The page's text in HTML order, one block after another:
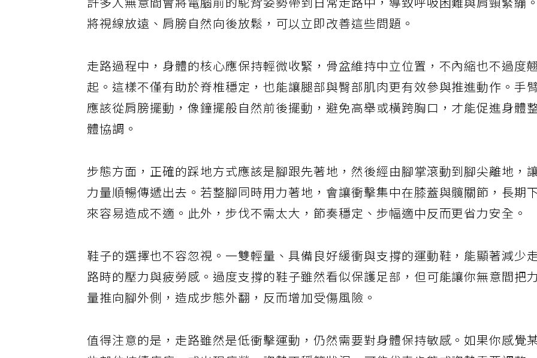
許多人無意間會將電腦前的駝背姿勢帶到日常走路中，導致呼吸困難與肩頸緊繃。
將視線放遠、肩膀自然向後放鬆，可以立即改善這些問題。
走路過程中，身體的核心應保持輕微收緊，骨盆維持中立位置，不內縮也不過度
起。這樣不僅有助於脊椎穩定，也能讓腿部與臀部肌肉更有效參與推進動作。手臂
應該從肩膀擺動，像鐘擺般自然前後擺動，避免高舉或橫跨胸口，才能促進身體
體協調。
步態方面，正確的踩地方式應該是腳跟先著地，然後經由腳掌滾動到腳尖離地，
力量順暢傳遞出去。若整腳同時用力著地，會讓衝擊集中在膝蓋與髖關節，長期下
來容易造成不適。此外，步伐不需太大，節奏穩定、步幅適中反而更省力安全。
鞋子的選擇也不容忽視。一雙輕量、具備良好緩衝與支撐的運動鞋，能顯著減少
路時的壓力與疲勞感。過度支撐的鞋子雖然看似保護足部，但可能讓你無意間把力
量推向腳外側，造成步態外翻，反而增加受傷風險。
值得注意的是，走路雖然是低衝擊運動，仍然需要對身體保持敏感。如果你感覺